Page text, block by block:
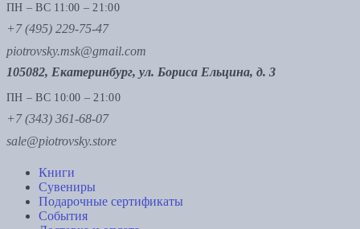
ПН – ВС 11:00 – 21:00
+7 (495) 229-75-47
piotrovsky.msk@gmail.com
105082, Екатеринбург, ул. Бориса Ельцина, д. 3
ПН – ВС 10:00 – 21:00
+7 (343) 361-68-07
sale@piotrovsky.store
Книги
Сувениры
Подарочные сертификаты
События